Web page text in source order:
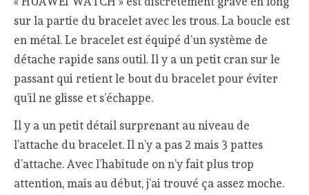
sur la partie du bracelet avec les trous. La boucle est
en métal. Le bracelet est équipé d’un système de
détache rapide sans outil. Il y a un petit cran sur le
passant qui retient le bout du bracelet pour éviter
qu’il ne glisse et s’échappe.
Il y a un petit détail surprenant au niveau de
l’attache du bracelet. Il n’y a pas 2 mais 3 pattes
d’attache. Avec l’habitude on n’y fait plus trop
attention, mais au début, j’ai trouvé ça assez moche.